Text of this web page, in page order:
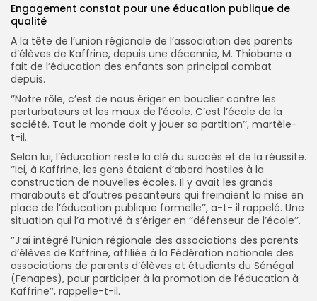
Engagement constat pour une éducation publique de
qualité
A la tête de l’union régionale de l’association des parents
d’élèves de Kaffrine, depuis une décennie, M. Thiobane a
fait de l’éducation des enfants son principal combat
depuis.
‘’Notre rôle, c’est de nous ériger en bouclier contre les
perturbateurs et les maux de l’école. C’est l’école de la
société. Tout le monde doit y jouer sa partition’’, martèle-
t-il.
Selon lui, l’éducation reste la clé du succès et de la réussite.
‘’Ici, à Kaffrine, les gens étaient d’abord hostiles à la
construction de nouvelles écoles. Il y avait les grands
marabouts et d’autres pesanteurs qui freinaient la mise en
place de l’éducation publique formelle’’, a-t- il rappelé. Une
situation qui l’a motivé à s’ériger en ‘’défenseur de l’école’’.
‘’J’ai intégré l’Union régionale des associations des parents
d’élèves de Kaffrine, affiliée à la Fédération nationale des
associations de parents d’élèves et étudiants du Sénégal
(Fenapes), pour participer à la promotion de l’éducation à
Kaffrine’’, rappelle-t-il.